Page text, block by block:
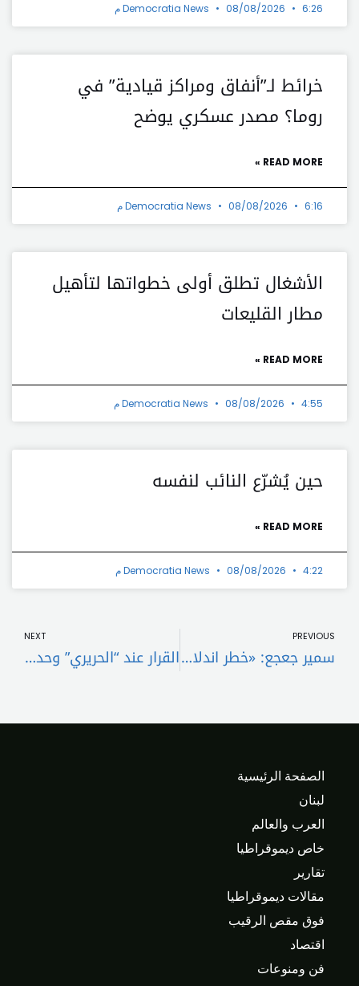
Democratia News 08/08/2026 6:26 م
خرائط لـ”أنفاق ومراكز قيادية” في
روما؟ مصدر عسكري يوضح
READ MORE »
Democratia News 08/08/2026 6:16 م
الأشغال تطلق أولى خطواتها لتأهيل
مطار القليعات
READ MORE »
Democratia News 08/08/2026 4:55 م
حين يُشرّع النائب لنفسه
READ MORE »
Democratia News 08/08/2026 4:22 م
PREVIOUS
سمير جعجع: «خطر اندلاع حرب جديدة كبير جداً
NEXT
القرار عند “الحريري” وحده .. الباقي “كلام حنفشاري”!!
الصفحة الرئيسية
لبنان
العرب والعالم
خاص ديموقراطيا
تقارير
مقالات ديموقراطيا
فوق مقص الرقيب
اقتصاد
فن ومنوعات